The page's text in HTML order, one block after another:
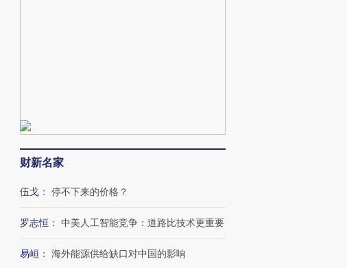
财新名家
伍戈 ： 停不下来的价格？
罗志恒 ： 中美人工智能竞争：道路比技术更重要
易峘 ： 海外能源供给缺口对中国的影响